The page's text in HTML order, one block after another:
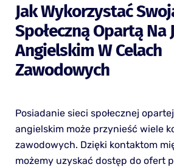
Jak Wykorzystać
Społeczną Opartą Na
Angielskim W Celach
Zawodowych
Posiadanie sieci społecznej
angielskim może przynieść wiele
zawodowych. Dzięki kontaktom
możemy uzyskać dostęp do ofert